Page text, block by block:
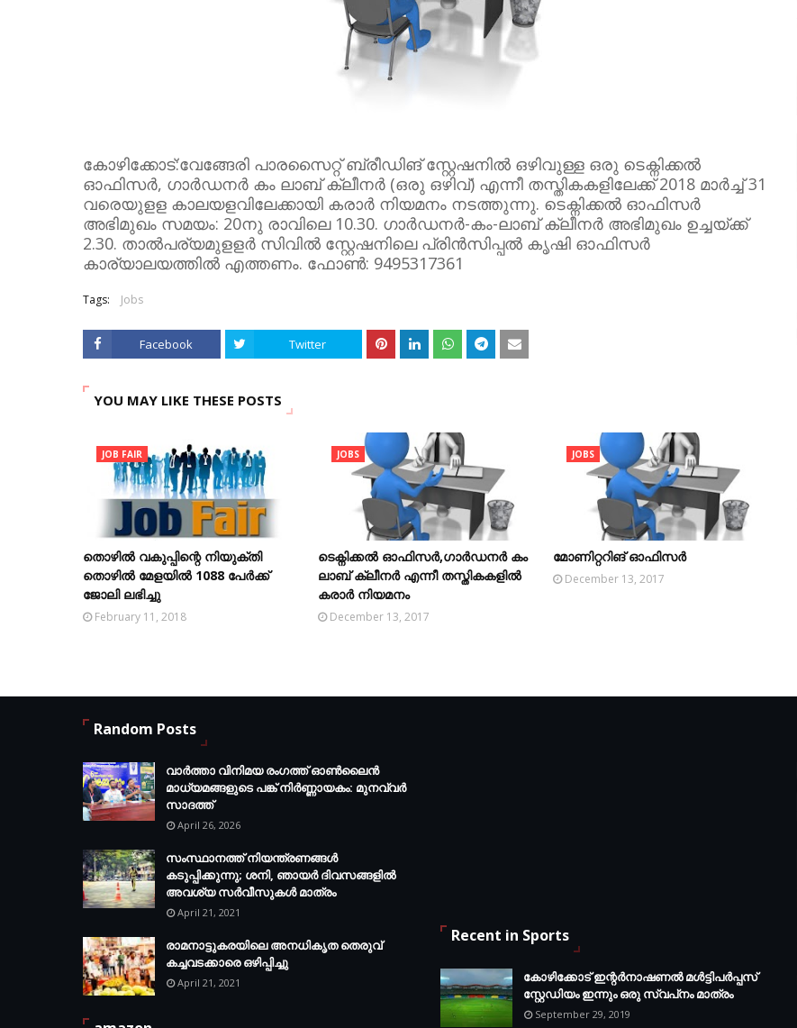
കോഴിക്കോട്:വേങ്ങേരി പാരസൈറ്റ് ബ്രീഡിങ് സ്റ്റേഷനിൽ ഒഴിവുള്ള ഒരു ടെക്നിക്കൽ
ഓഫിസർ, ഗാർഡനർ കം ലാബ് ക്ലീനർ (ഒരു ഒഴിവ്) എന്നീ തസ്തികകളിലേക്ക് 2018 മാർച്ച് 31
വരെയുളള കാലയളവിലേക്കായി കരാർ നിയമനം നടത്തുന്നു. ടെക്നിക്കൽ ഓഫിസർ
അഭിമുഖം സമയം: 20നു രാവിലെ 10.30. ഗാർഡനർ-കം-ലാബ് ക്ലീനർ അഭിമുഖം ഉച്ചയ്ക്ക്
2.30. താൽപര്യമുളളർ സിവിൽ സ്റ്റേഷനിലെ പ്രിൻസിപ്പൽ കൃഷി ഓഫിസർ
കാര്യാലയത്തിൽ എത്തണം. ഫോൺ: 9495317361
Tags: Jobs
Facebook Twitter
YOU MAY LIKE THESE POSTS
JOB FAIR
തൊഴിൽ വകുപ്പിന്റെ നിയുക്തി
തൊഴിൽ മേളയിൽ 1088 പേർക്ക്
ജോലി ലഭിച്ചു
February 11, 2018
JOBS
ടെക്നിക്കൽ ഓഫിസർ,ഗാർഡനർ കം
ലാബ് ക്ലീനർ എന്നീ തസ്തികകളിൽ
കരാർ നിയമനം
December 13, 2017
JOBS
മോണിറ്ററിങ് ഓഫിസർ
December 13, 2017
Random Posts
വാർത്താ വിനിമയ രംഗത്ത് ഓൺലൈൻ
മാധ്യമങ്ങളുടെ പങ്ക് നിർണ്ണായകം: മുനവ്വർ
സാദത്ത്
April 26, 2026
സംസ്ഥാനത്ത് നിയന്ത്രണങ്ങള്‍
കടുപ്പിക്കുന്നു; ശനി, ഞായര്‍ ദിവസങ്ങളില്‍
അവശ്യ സര്‍വീസുകള്‍ മാത്രം
April 21, 2021
രാമനാട്ടുകരയിലെ അനധികൃത തെരുവ്
കച്ചവടക്കാരെ ഒഴിപ്പിച്ചു
April 21, 2021
Recent in Sports
കോഴിക്കോട് ഇന്റര്‍നാഷണല്‍ മള്‍ട്ടിപര്‍പ്പസ്
സ്റ്റേഡിയം ഇന്നും ഒരു സ്വപ്‌നം മാത്രം
September 29, 2019